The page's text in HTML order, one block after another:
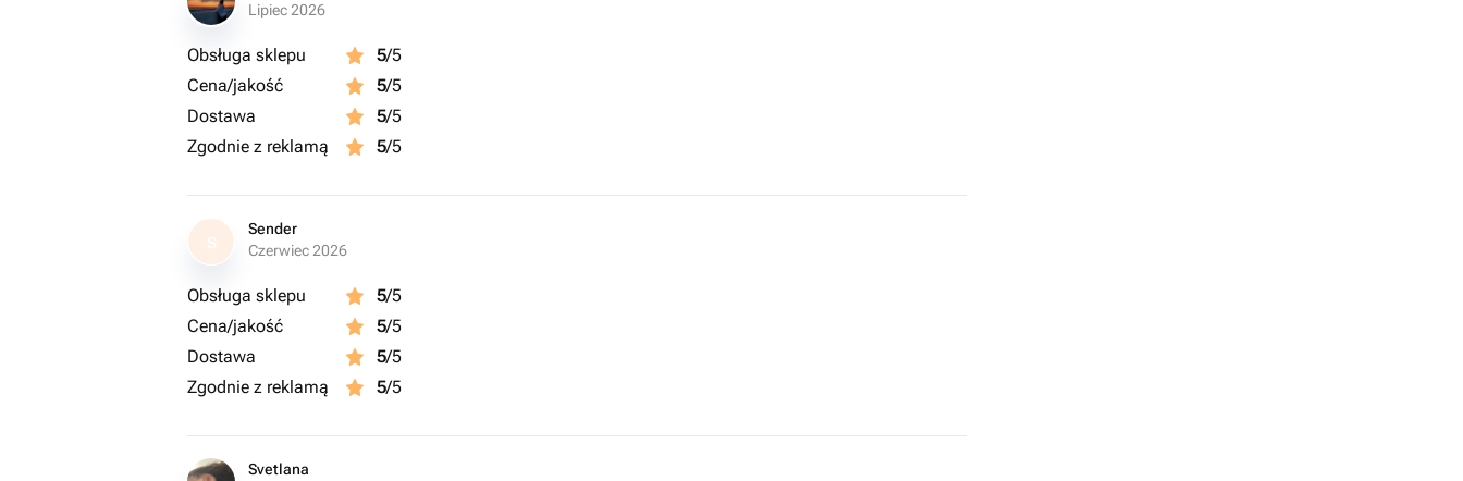
Lipiec 2026
Obsługa sklepu 5/5
Cena/jakość
5/5
Dostawa
5/5
Zgodnie z reklamą
5/5
S
Sender
Czerwiec 2026
Obsługa sklepu 5/5
Cena/jakość
5/5
Dostawa
5/5
Zgodnie z reklamą
5/5
Svetlana